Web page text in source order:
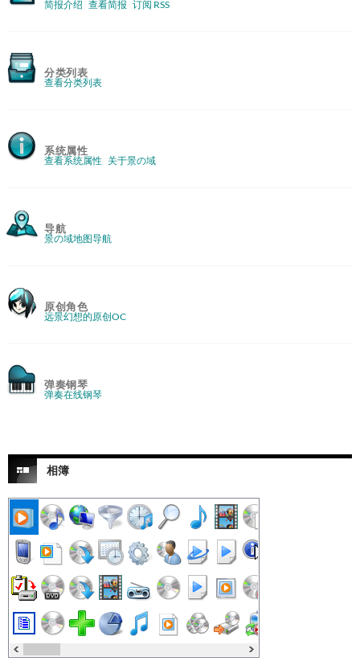
简报介绍 查看简报 订阅 RSS
分类列表
查看分类列表
系统属性
查看系统属性 关于景の域
导航
景の域地图导航
原创角色
远景幻想的原创OC
弹奏钢琴
弹奏在线钢琴
相簿